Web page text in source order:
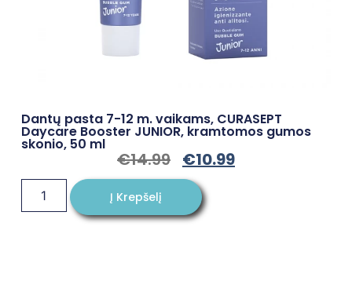
Dantų pasta 7-12 m. vaikams, CURASEPT
Daycare Booster JUNIOR, kramtomos gumos
skonio, 50 ml
€14.99 €10.99
Į Krepšelį